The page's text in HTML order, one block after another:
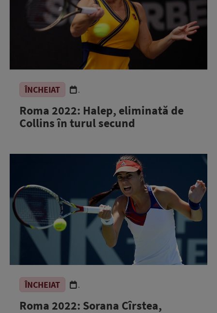
ÎNCHEIAT .
Roma 2022: Halep, eliminată de
Collins în turul secund
ÎNCHEIAT .
Roma 2022: Sorana Cîrstea,